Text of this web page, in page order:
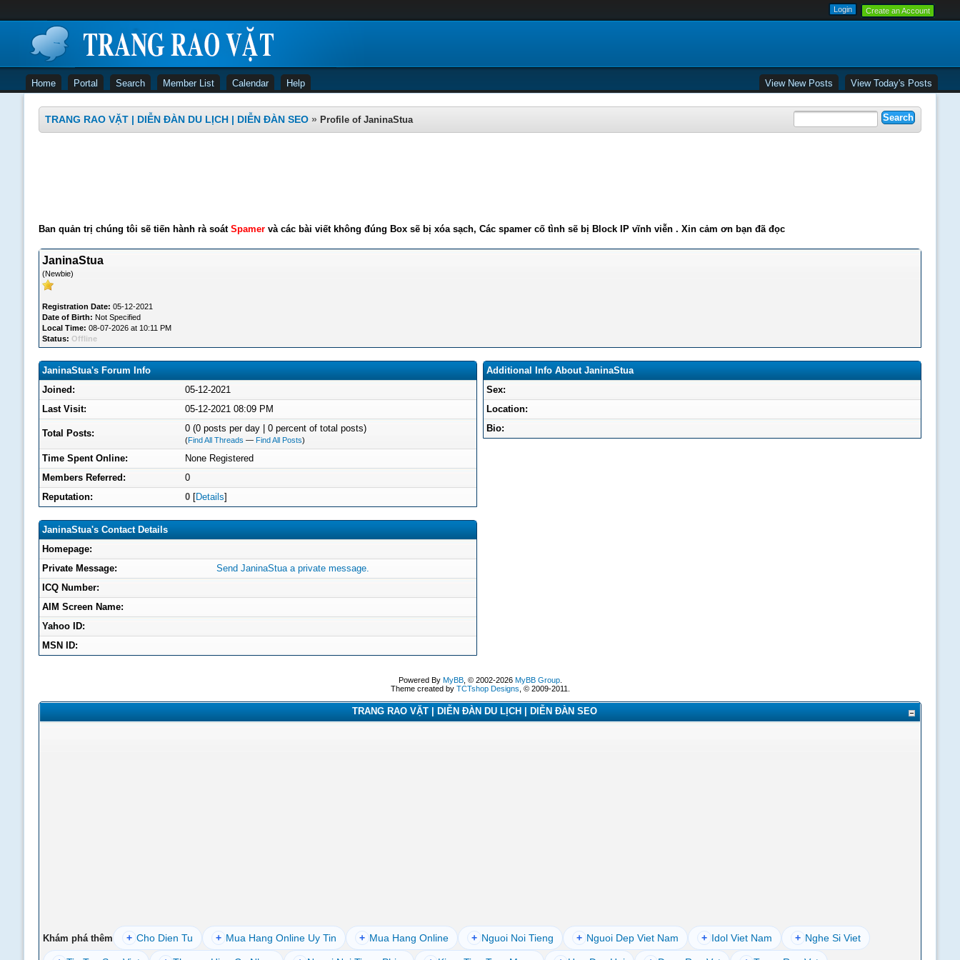
Create an Account
Home Portal Search Member List Calendar Help View New Posts View Today's Posts
TRANG RAO VẶT | DIỄN ĐÀN DU LỊCH | DIỄN ĐÀN SEO » Profile of JaninaStua
Ban quản trị chúng tôi sẽ tiến hành rà soát Spamervà các bài viết không đúng Box sẽ bị xóa sạch, Các spamer cố tình sẽ bị Block IP vĩnh viễn . Xin cảm ơn bạn đã đọc
JaninaStua
(Newbie)
Registration Date: 05-12-2021
Date of Birth: Not Specified
Local Time: 08-07-2026 at 10:11 PM
Status: Offline
JaninaStua's Forum Info
Joined:
05-12-2021
Last Visit:
05-12-2021 08:09 PM
Total Posts: 0 (0 posts per day | 0 percent of total posts)
(Find All Threads — Find All Posts)
Time Spent Online:
None Registered
Members Referred:
0
Reputation:
0 [Details]
JaninaStua's Contact Details
Homepage:
Private Message:
Send JaninaStua a private message.
ICQ Number:
AIM Screen Name:
Yahoo ID:
MSN ID:
Additional Info About JaninaStua
Sex:
Location:
Bio:
Powered By MyBB, © 2002-2026 MyBB Group.
Theme created by TCTshop Designs , © 2009-2011.
TRANG RAO VẶT | DIỄN ĐÀN DU LỊCH | DIỄN ĐÀN SEO
Khám phá thêm + Cho Dien Tu + Mua Hang Online Uy Tin + Mua Hang Online + Nguoi Noi Tieng + Nguoi Dep Viet Nam + Idol Viet Nam + Nghe Si Viet